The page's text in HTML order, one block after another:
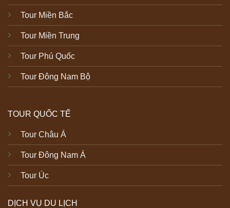
Tour Miền Bắc
Tour Miền Trung
Tour Phú Quốc
Tour Đông Nam Bộ
TOUR QUỐC TẾ
Tour Châu Á
Tour Đông Nam Á
Tour Úc
DỊCH VỤ DU LỊCH